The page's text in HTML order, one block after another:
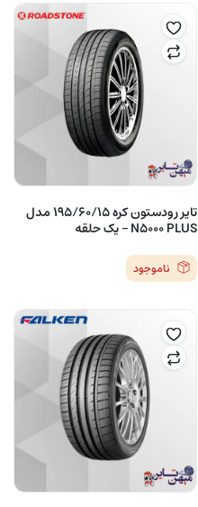
تایر رودستون کره 195/60/15 مدل
N5000 PLUS – یک حلقه
ناموجود